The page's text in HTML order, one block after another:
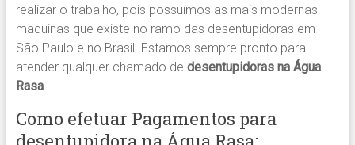
realizar o trabalho, pois possuímos as mais modernas
maquinas que existe no ramo das desentupidoras em
São Paulo e no Brasil. Estamos sempre pronto para
atender qualquer chamado de desentupidoras na Água
Rasa.
Como efetuar Pagamentos para